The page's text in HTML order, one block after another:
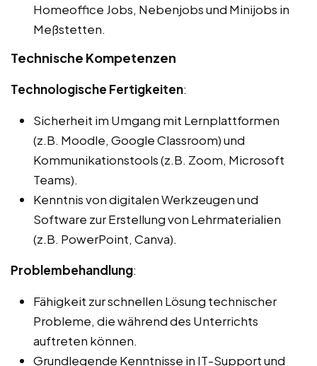
Homeoffice Jobs, Nebenjobs und Minijobs in
Meßstetten.
Technische Kompetenzen
Technologische Fertigkeiten:
Sicherheit im Umgang mit Lernplattformen
(z.B. Moodle, Google Classroom) und
Kommunikationstools (z.B. Zoom, Microsoft
Teams).
Kenntnis von digitalen Werkzeugen und
Software zur Erstellung von Lehrmaterialien
(z.B. PowerPoint, Canva).
Problembehandlung:
Fähigkeit zur schnellen Lösung technischer
Probleme, die während des Unterrichts
auftreten können.
Grundlegende Kenntnisse in IT-Support und